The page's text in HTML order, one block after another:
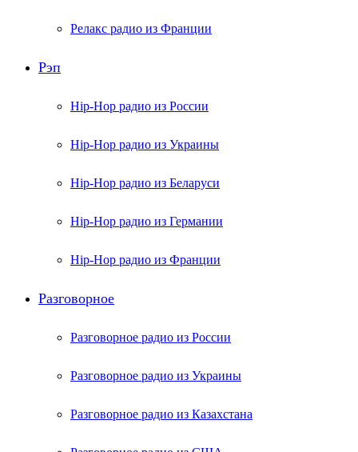
Релакс радио из Франции
Рэп
Hip-Hop радио из России
Hip-Hop радио из Украины
Hip-Hop радио из Беларуси
Hip-Hop радио из Германии
Hip-Hop радио из Франции
Разговорное
Разговорное радио из России
Разговорное радио из Украины
Разговорное радио из Казахстана